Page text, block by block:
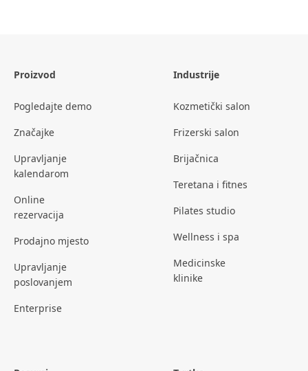
Proizvod
Pogledajte demo
Značajke
Upravljanje
kalendarom
Online
rezervacija
Prodajno mjesto
Upravljanje
poslovanjem
Enterprise
Industrije
Kozmetički salon
Frizerski salon
Brijačnica
Teretana i fitnes
Pilates studio
Wellness i spa
Medicinske
klinike